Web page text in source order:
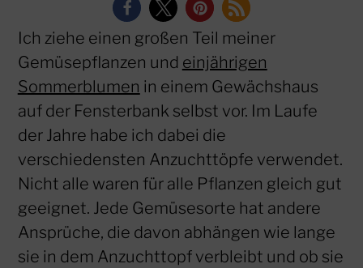
Ich ziehe einen großen Teil meiner
Gemüsepflanzen und einjährigen
Sommerblumen in einem Gewächshaus
auf der Fensterbank selbst vor. Im Laufe
der Jahre habe ich dabei die
verschiedensten Anzuchttöpfe verwendet.
Nicht alle waren für alle Pflanzen gleich gut
geeignet. Jede Gemüsesorte hat andere
Ansprüche, die davon abhängen wie lange
sie in dem Anzuchttopf verbleibt und ob sie